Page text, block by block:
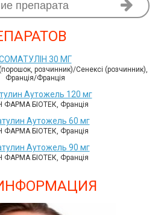
30 МГ
розчинник)/Сенексі (розчинник),
Франція/Франція
Аутожель 120 мг
ФАРМА БІОТЕК, Франція
Аутожель 60 мг
ФАРМА БІОТЕК, Франція
Аутожель 90 мг
ФАРМА БІОТЕК, Франція